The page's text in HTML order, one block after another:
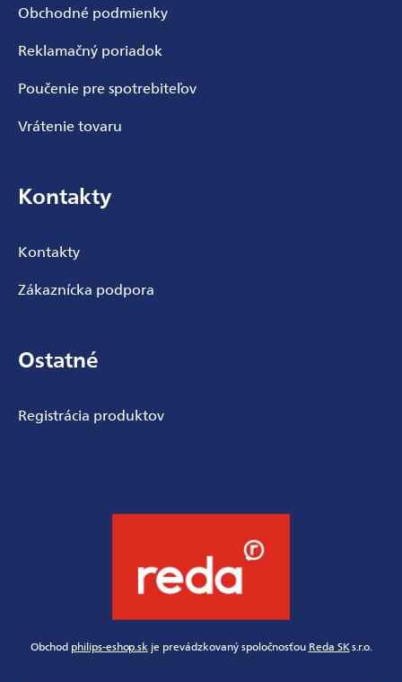
Obchodné podmienky
Reklamačný poriadok
Poučenie pre spotrebiteľov
Vrátenie tovaru
Kontakty
Kontakty
Zákaznícka podpora
Ostatné
Registrácia produktov
Obchod philips-eshop.sk je prevádzkovaný spoločnosťou Reda SKs.r.o.